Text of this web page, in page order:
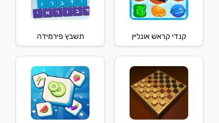
קנדי קראש אונליין תשבץ פירמידה